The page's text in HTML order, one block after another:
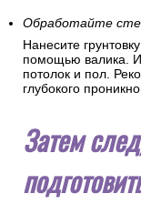
Обработайте
Нанесите
помощью валика.
потолок и пол.
глубокого
Затем